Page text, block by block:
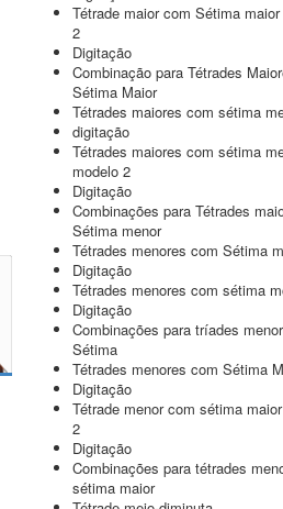
Tétrade maior com Sétima
2
Digitação
Combinação para Tétrades
Sétima Maior
Tétrades maiores com sétima
digitação
Tétrades maiores com sétima
modelo 2
Digitação
Combinações para Tétrades
Sétima menor
Tétrades menores com Sétima
Digitação
Tétrades menores com sétima
Digitação
Combinações para tríades
Sétima
Tétrades menores com Sétima
Digitação
Tétrade menor com sétima
2
Digitação
Combinações para tétrades
sétima maior